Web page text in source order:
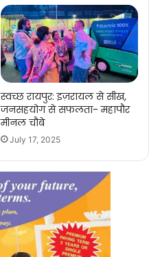
स्वच्छ रायपुर: इज़रायल से सीख,
जनसहयोग से सफलता- महापौर
मीनल चौबे
July 17, 2025